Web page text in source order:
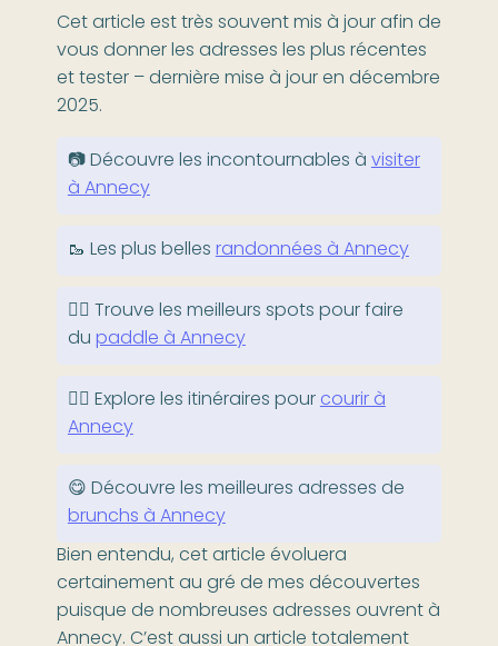
Cet article est très souvent mis à jour afin de
vous donner les adresses les plus récentes
et tester – dernière mise à jour en décembre
2025.
📷 Découvre les incontournables àvisiter
à Annecy
🥾 Les plus bellesrandonnées à Annecy
🏄🏻 Trouve les meilleurs spots pour faire
du paddle à Annecy
🏃‍♀️ Explore les itinéraires pourcourir à
Annecy
😋 Découvre les meilleures adresses de
brunchs à Annecy
Bien entendu, cet article évoluera
certainement au gré de mes découvertes
puisque de nombreuses adresses ouvrent à
Annecy. C’est aussi un article totalement